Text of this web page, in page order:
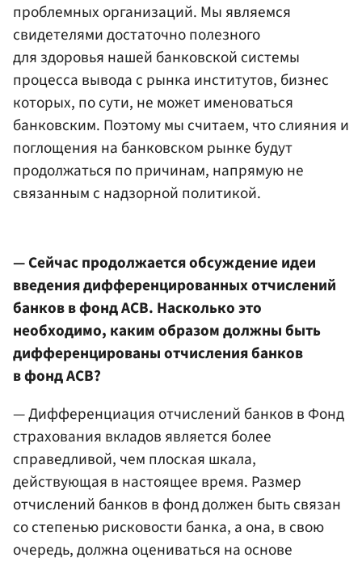
проблемных организаций. Мы являемся
свидетелями достаточно полезного
для здоровья нашей банковской системы
процесса вывода с рынка институтов, бизнес
которых, по сути, не может именоваться
банковским. Поэтому мы считаем, что слияния и
поглощения на банковском рынке будут
продолжаться по причинам, напрямую не
связанным с надзорной политикой.
— Сейчас продолжается обсуждение идеи
введения дифференцированных отчислений
банков в фонд АСВ. Насколько это
необходимо, каким образом должны быть
дифференцированы отчисления банков
в фонд АСВ?
— Дифференциация отчислений банков в Фонд
страхования вкладов является более
справедливой, чем плоская шкала,
действующая в настоящее время. Размер
отчислений банков в фонд должен быть связан
со степенью рисковости банка, а она, в свою
очередь, должна оцениваться на основе